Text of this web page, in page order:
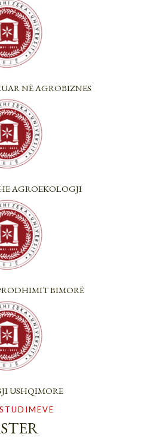
NË AGROBIZNES
AGROEKOLOGJI
BIMORË
USHQIMORE